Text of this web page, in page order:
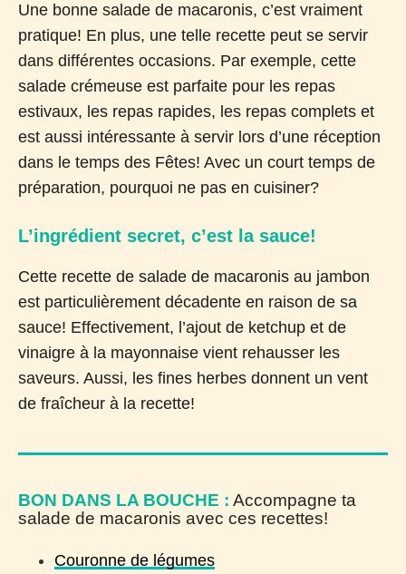
Une bonne salade de macaronis, c’est vraiment
pratique! En plus, une telle recette peut se servir
dans différentes occasions. Par exemple, cette
salade crémeuse est parfaite pour les repas
estivaux, les repas rapides, les repas complets et
est aussi intéressante à servir lors d’une réception
dans le temps des Fêtes! Avec un court temps de
préparation, pourquoi ne pas en cuisiner?
L’ingrédient secret, c’est la sauce!
Cette recette de salade de macaronis au jambon
est particulièrement décadente en raison de sa
sauce! Effectivement, l’ajout de ketchup et de
vinaigre à la mayonnaise vient rehausser les
saveurs. Aussi, les fines herbes donnent un vent
de fraîcheur à la recette!
BON DANS LA BOUCHE : Accompagne ta
salade de macaronis avec ces recettes!
Couronne de légumes